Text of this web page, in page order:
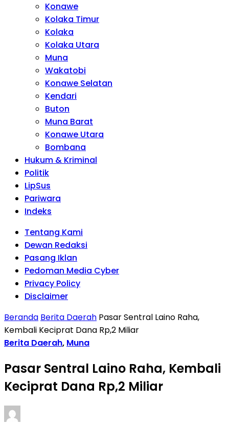
Konawe
Kolaka Timur
Kolaka
Kolaka Utara
Muna
Wakatobi
Konawe Selatan
Kendari
Buton
Muna Barat
Konawe Utara
Bombana
Hukum & Kriminal
Politik
LipSus
Pariwara
Indeks
Tentang Kami
Dewan Redaksi
Pasang Iklan
Pedoman Media Cyber
Privacy Policy
Disclaimer
Beranda Berita Daerah Pasar Sentral Laino Raha,
Kembali Keciprat Dana Rp,2 Miliar
Berita Daerah, Muna
Pasar Sentral Laino Raha, Kembali
Keciprat Dana Rp,2 Miliar